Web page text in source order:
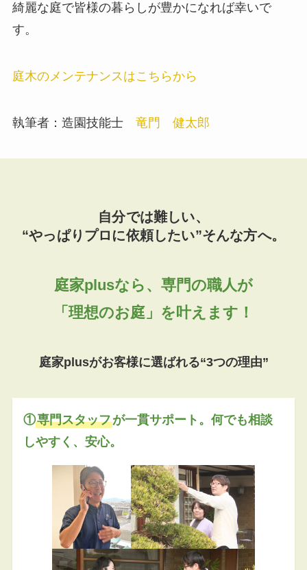
綺麗な庭で皆様の暮らしが豊かになれば幸いで
す。
庭木のメンテナンスはこちらから
執筆者：造園技能士 竜門 健太郎
自分では難しい、
“やっぱりプロに依頼したい”そんな方へ。
庭家plusなら、専門の職人が
「理想のお庭」を叶えます！
庭家plusがお客様に選ばれる“3つの理由”
①専門スタッフが一貫サポート。何でも相談
しやすく、安心。